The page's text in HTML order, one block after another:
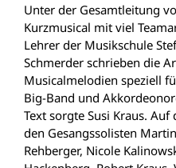
Unter der Gesamtleitung
Kurzmusical mit viel
Lehrer der Musikschule
Schmerder schrieben die
Musicalmelodien speziell
Big-Band und
Text sorgte Susi Kraus.
den Gesangssolisten
Rehberger, Nicole